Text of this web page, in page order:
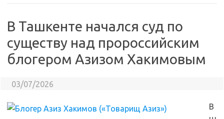
В Ташкенте начался суд по
существу над пророссийским
блогером Азизом Хакимовым
03/07/2026
В